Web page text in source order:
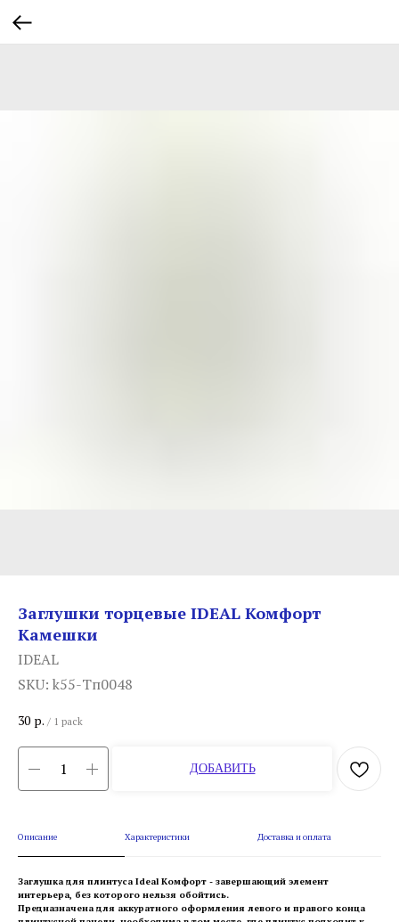
Заглушки торцевые IDEAL Комфорт
Камешки
IDEAL
SKU: k55-Тп0048
30 р. / 1 pack
ДОБАВИТЬ
Описание Характеристики Доставка и оплата
Заглушка для плинтуса Ideal Комфорт - завершающий элемент
интерьера, без которого нельзя обойтись.
Предназначена для аккуратного оформления левого и правого конца